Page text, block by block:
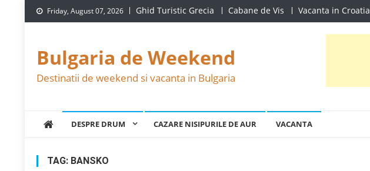
Skip
to
Friday, August 07, 2026 Ghid Turistic Grecia Cabane de Vis Vacanta in Croatia
Bulgaria de Weekend
Destinatii de weekend si vacanta in Bulgaria
DESPRE DRUM CAZARE NISIPURILE DE AUR VACANTA
TAG: BANSKO